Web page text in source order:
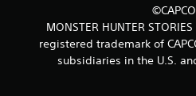
MONSTER HUNTER
registered trademark of
subsidiaries in the U.S.